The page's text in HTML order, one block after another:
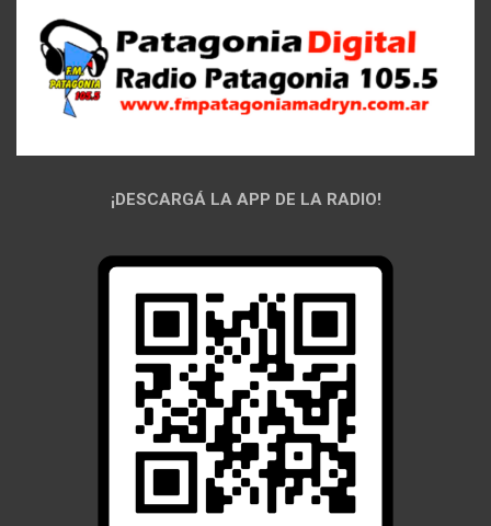
¡DESCARGÁ LA APP DE LA RADIO!